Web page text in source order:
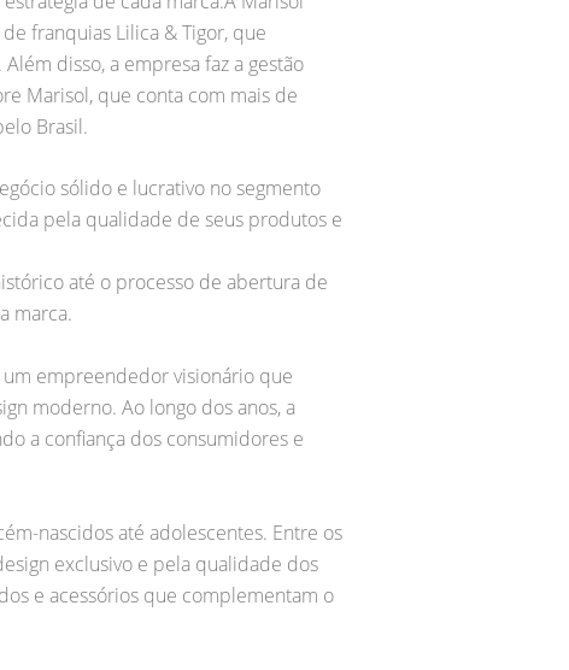
franquias Lilica & Tigor, que
disso, a empresa faz a gestão
Marisol, que conta com mais de
Brasil.
sólido e lucrativo no segmento
pela qualidade de seus produtos e
até o processo de abertura de
marca.
um empreendedor visionário que
moderno. Ao longo dos anos, a
a confiança dos consumidores e
nascidos até adolescentes. Entre os
exclusivo e pela qualidade dos
e acessórios que complementam o